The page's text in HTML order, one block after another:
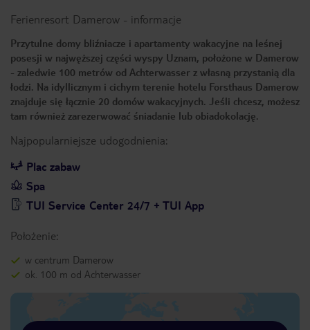
Ferienresort Damerow - informacje
Przytulne domy bliźniacze i apartamenty wakacyjne na leśnej
posesji w najwęższej części wyspy Uznam, położone w Damerow
- zaledwie 100 metrów od Achterwasser z własną przystanią dla
łodzi. Na idyllicznym i cichym terenie hotelu Forsthaus Damerow
znajduje się łącznie 20 domów wakacyjnych. Jeśli chcesz, możesz
tam również zarezerwować śniadanie lub obiadokolację.
Najpopularniejsze udogodnienia:
Plac zabaw
Spa
TUI Service Center 24/7 + TUI App
Położenie:
w centrum Damerow
ok. 100 m od Achterwasser